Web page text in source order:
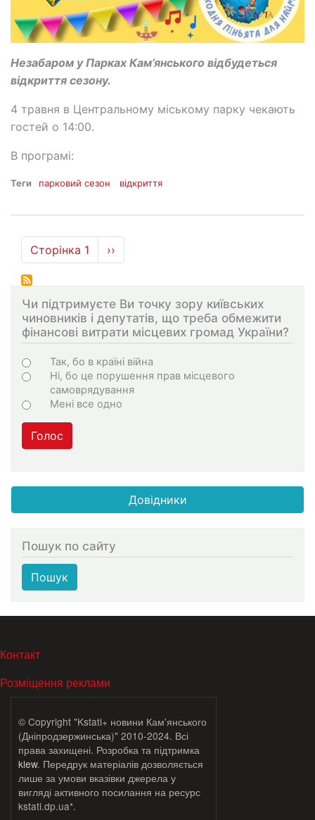
Незабаром у Парках Кам’янського відбудеться
відкриття сезону.
4 травня в Центральному міському парку чекають
гостей о 14:00.
В програмі:
Теги парковий сезон відкриття
Розбивка
на
сторінки
Сторінка 1
Наступна
сторінка
››
Чи підтримуєте Ви точку зору київських
чиновників і депутатів, що треба обмежити
фінансові витрати місцевих громад України?
Варіанти
Так, бо в країні війна
Ні, бо це порушення прав місцевого
самоврядування
Мені все одно
Голос
Довідники
Пошук по сайту
Пошук
МЕНЮ В ПОДВАЛЕ
Контакт
Розміщення реклами
© Copyright "Kstati+ новини Кам'янського
(Дніпродзержинська)" 2010-2024. Всі
права захищені. Розробка та підтримка
klew. Передрук матеріалів дозволяється
лише за умови вказівки джерела у
вигляді активного посилання на ресурс
kstati.dp.ua*.